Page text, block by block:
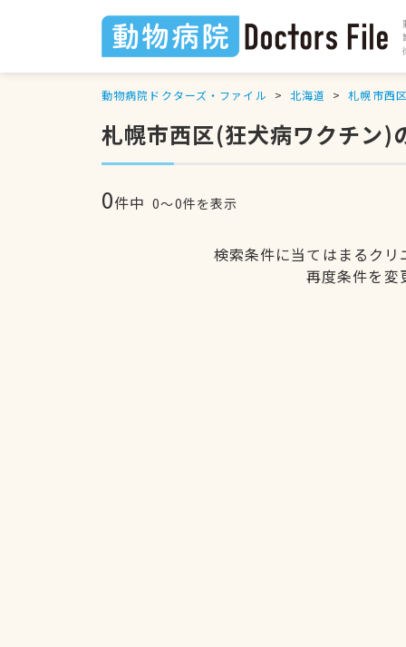
動物病院ドクターズ・ファイル 北海道 札幌市西
札幌市西区(狂犬病ワクチン)
0件中 0〜0件を表示
検索条件に当てはまるク
再度条件を変